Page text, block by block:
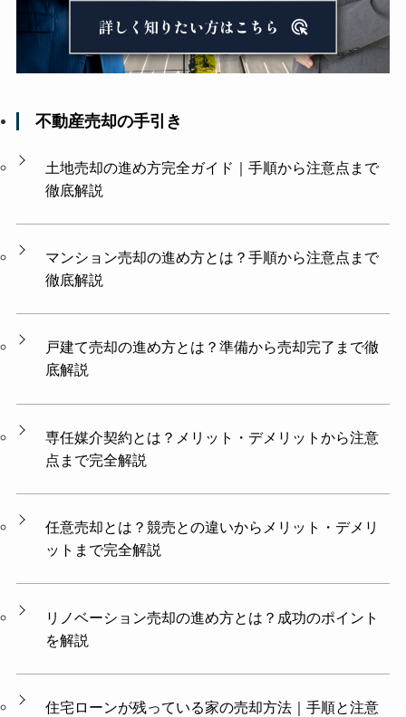
不動産売却の手引き
土地売却の進め方完全ガイド｜手順から注意点まで
徹底解説
マンション売却の進め方とは？手順から注意点まで
徹底解説
戸建て売却の進め方とは？準備から売却完了まで徹
底解説
専任媒介契約とは？メリット・デメリットから注意
点まで完全解説
任意売却とは？競売との違いからメリット・デメリ
ットまで完全解説
リノベーション売却の進め方とは？成功のポイント
を解説
住宅ローンが残っている家の売却方法｜手順と注意